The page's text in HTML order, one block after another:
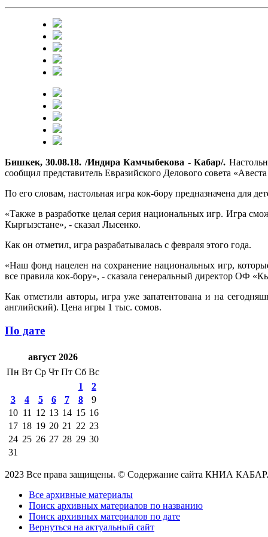
Бишкек, 30.08.18. /Индира Камчыбекова - Кабар/.
сообщил представитель Евразийского Делового совета
По его словам, настольная игра кок-бору предназначена для
«Также в разработке целая серия национальных игр. Игра
Кыргызстане», - сказал Лысенко.
Как он отметил, игра разрабатывалась с февраля этого года.
«Наш фонд нацелен на сохранение национальных игр,
все правила кок-бору», - сказала генеральный директор ОФ
Как отметили авторы, игра уже запатентована и на
английский). Цена игры 1 тыс. сомов.
По дате
август 2026
Пн Вт Ср Чт Пт Сб Вс
1
2
3
4 5 6 7 8
9
10 11 12 13 14 15 16
17 18 19 20 21 22 23
24 25 26 27 28 29 30
31
2023 Все права защищены. © Содержание сайта КНИА КАБАР.
Все архивные материалы
Поиск архивных материалов по названию
Поиск архивных материалов по дате
Вернуться на актуальный сайт